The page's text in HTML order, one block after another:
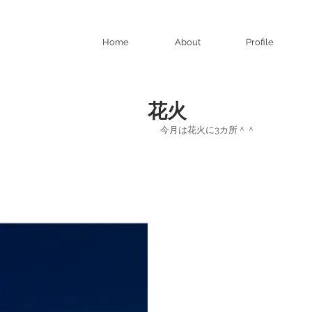
Home About Profile
花火
今月は花火に3カ所＾＾